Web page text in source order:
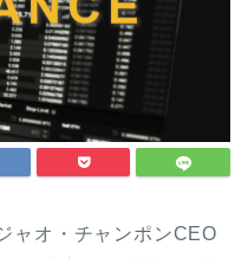
ャオ・チャンポンCEO